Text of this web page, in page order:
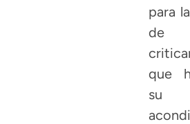
para
de
que
su